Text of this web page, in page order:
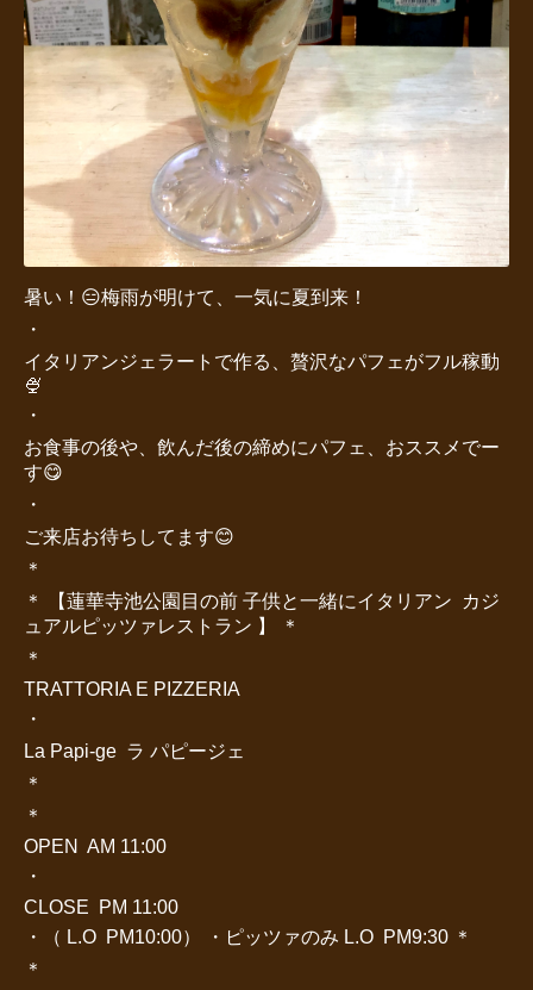
暑い！😑梅雨が明けて、一気に夏到来！
・
イタリアンジェラートで作る、贅沢なパフェがフル稼動
🍨
・
お食事の後や、飲んだ後の締めにパフェ、おススメでー
す😋
・
ご来店お待ちしてます😊
＊
＊ 【蓮華寺池公園目の前 子供と一緒にイタリアン カジ
ュアルピッツァレストラン 】 ＊
＊
TRATTORIA E PIZZERIA
・
La Papi-ge ラ パピージェ
＊
＊
OPEN AM 11:00
・
CLOSE PM 11:00
・（ L.O PM10:00） ・ピッツァのみ L.O PM9:30 ＊
＊